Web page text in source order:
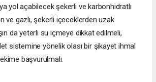
yol açabilecek şekerli ve karbonhidratlı
ve gazlı, şekerli içeceklerden uzak
da yeterli su içmeye dikkat edilmeli,
sistemine yönelik olası bir şikayet ihmal
başvurulmalı.